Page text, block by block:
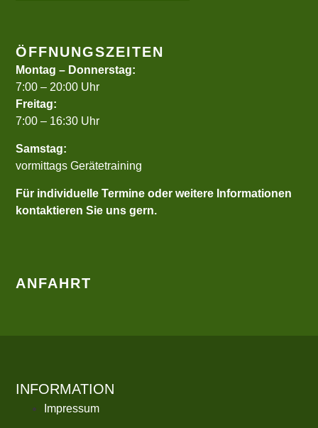
ÖFFNUNGSZEITEN
Montag – Donnerstag:
7:00 – 20:00 Uhr
Freitag:
7:00 – 16:30 Uhr
Samstag:
vormittags Gerätetraining
Für individuelle Termine oder weitere Informationen
kontaktieren Sie uns gern.
ANFAHRT
werden.
Mehr Informationen
INFORMATION
Impressum